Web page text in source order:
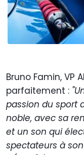
Bruno Famin, VP
parfaitement :
passion du sport
noble, avec sa
et un son qui
spectateurs à